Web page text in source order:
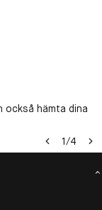
också hämta dina
1/4